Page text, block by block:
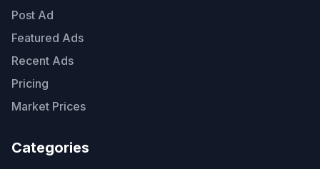
Post Ad
Featured Ads
Recent Ads
Pricing
Market Prices
Categories